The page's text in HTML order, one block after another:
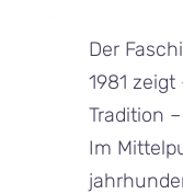
Der
1981
Tradition
Im